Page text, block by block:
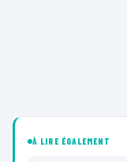
À LIRE ÉGALEMENT